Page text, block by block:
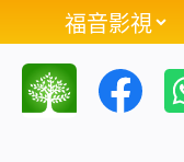
福音影視